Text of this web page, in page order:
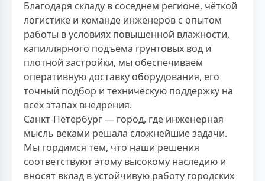
Благодаря складу в соседнем регионе, чёткой
логистике и команде инженеров с опытом
работы в условиях повышенной влажности,
капиллярного подъёма грунтовых вод и
плотной застройки, мы обеспечиваем
оперативную доставку оборудования, его
точный подбор и техническую поддержку на
всех этапах внедрения.
Санкт-Петербург — город, где инженерная
мысль веками решала сложнейшие задачи.
Мы гордимся тем, что наши решения
соответствуют этому высокому наследию и
вносят вклад в устойчивую работу городских